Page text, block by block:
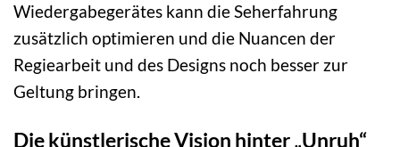
Wiedergabegerätes kann die Seherfahrung
zusätzlich optimieren und die Nuancen der
Regiearbeit und des Designs noch besser zur
Geltung bringen.
Die künstlerische Vision hinter „Unruh“